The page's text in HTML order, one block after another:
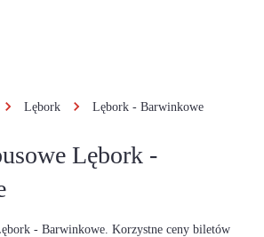
Lębork Lębork - Barwinkowe
Lębork -
- Barwinkowe. Korzystne ceny biletów